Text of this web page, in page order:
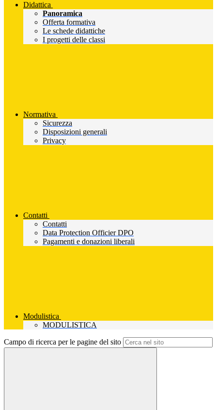
Didattica
Panoramica
Offerta formativa
Le schede didattiche
I progetti delle classi
Normativa
Sicurezza
Disposizioni generali
Privacy
Contatti
Contatti
Data Protection Officier DPO
Pagamenti e donazioni liberali
Modulistica
MODULISTICA
Campo di ricerca per le pagine del sito